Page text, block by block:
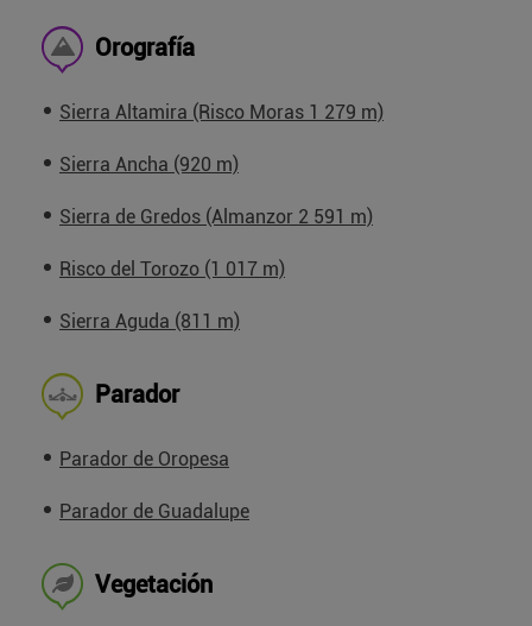
Orografía
Sierra Altamira (Risco Moras 1 279 m)
Sierra Ancha (920 m)
Sierra de Gredos (Almanzor 2 591 m)
Risco del Torozo (1 017 m)
Sierra Aguda (811 m)
Parador
Parador de Oropesa
Parador de Guadalupe
Vegetación